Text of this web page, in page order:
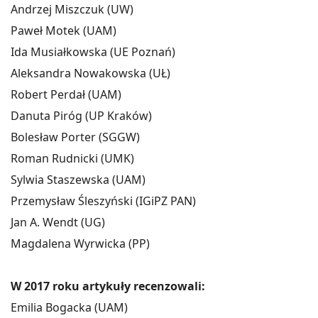
Andrzej Miszczuk (UW)
Paweł Motek (UAM)
Ida Musiałkowska (UE Poznań)
Aleksandra Nowakowska (UŁ)
Robert Perdał (UAM)
Danuta Piróg (UP Kraków)
Bolesław Porter (SGGW)
Roman Rudnicki (UMK)
Sylwia Staszewska (UAM)
Przemysław Śleszyński (IGiPZ PAN)
Jan A. Wendt (UG)
Magdalena Wyrwicka (PP)
W 2017 roku artykuły recenzowali:
Emilia Bogacka (UAM)